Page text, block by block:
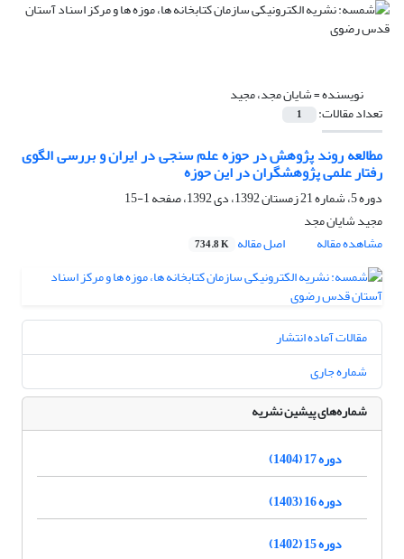
نویسنده =شایان مجد، مجید
تعداد مقالات: 1
مطالعه روند پژوهش در حوزه علم سنجی در ایران و بررسی الگوی
رفتار علمی پژوهشگران در این حوزه
دوره 5، شماره 21 زمستان 1392، دی 1392، صفحه
1-15
مجید شایان مجد
مشاهده مقاله
اصل مقاله 734.8 K
مقالات آماده انتشار
شماره جاری
شماره‌های پیشین نشریه
دوره 17 (1404)
دوره 16 (1403)
دوره 15 (1402)